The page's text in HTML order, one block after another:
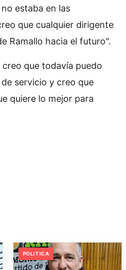
estaba en las
que cualquier dirigente
Ramallo hacia el futuro".
que todavía puedo
servicio y creo que
quiere lo mejor para
POLITICA